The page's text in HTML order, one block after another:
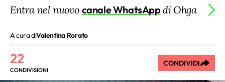
Entra nel nuovo canale WhatsAppdi Ohga
A cura diValentina Rorato
22
CONDIVISIONI
CONDIVIDI